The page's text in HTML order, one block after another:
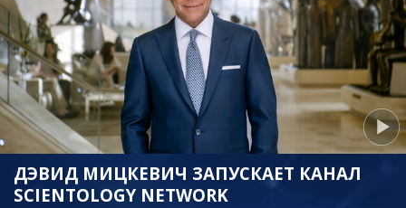
ДЭВИД МИЦКЕВИЧ ЗАПУСКАЕТ КАНАЛ
SCIENTOLOGY NETWORK